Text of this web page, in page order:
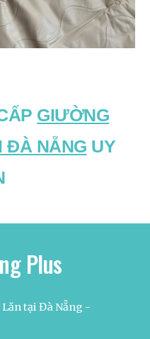
GIƯỜNG
ĐÀ NẴNG UY
Plus
tại Đà Nẵng -